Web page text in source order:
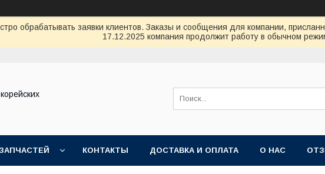
обрабатывать заявки клиентов. Заказы и сообщения для компании,
17.12.2025 компания продолжит работу в обычном
КОНТАКТЫ ДОСТАВКА И ОПЛАТА О НАС